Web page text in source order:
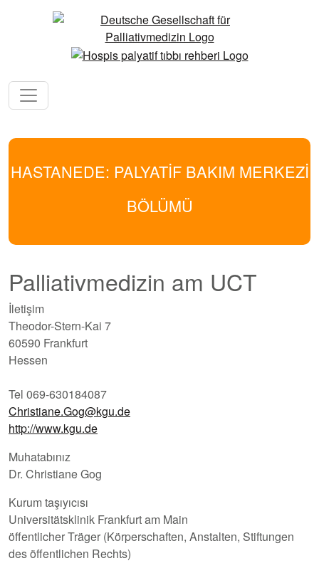
HASTANEDE: PALYATİF BAKIM MERKEZİ
BÖLÜMÜ
Palliativmedizin am UCT
İletişim
Theodor-Stern-Kai 7
60590 Frankfurt
Hessen
Tel 069-630184087
Christiane.Gog@kgu.de
http://www.kgu.de
Muhatabınız
Dr. Christiane Gog
Kurum taşıyıcısı
Universitätsklinik Frankfurt am Main
öffentlicher Träger (Körperschaften, Anstalten, Stiftungen
des öffentlichen Rechts)